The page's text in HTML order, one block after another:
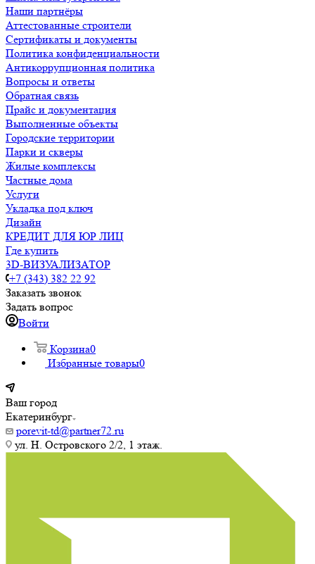
Наши партнёры
Аттестованные строители
Сертификаты и документы
Политика конфиденциальности
Антикоррупционная политика
Вопросы и ответы
Обратная связь
Прайс и документация
Выполненные объекты
Городские территории
Парки и скверы
Жилые комплексы
Частные дома
Услуги
Укладка под ключ
Дизайн
КРЕДИТ ДЛЯ ЮР ЛИЦ
Где купить
3D-ВИЗУАЛИЗАТОР
+7 (343) 382 22 92
Заказать звонок
Задать вопрос
Войти
Корзина0
Избранные товары0
Ваш город
Екатеринбург
porevit-td@partner72.ru
ул. Н. Островского 2/2, 1 этаж.